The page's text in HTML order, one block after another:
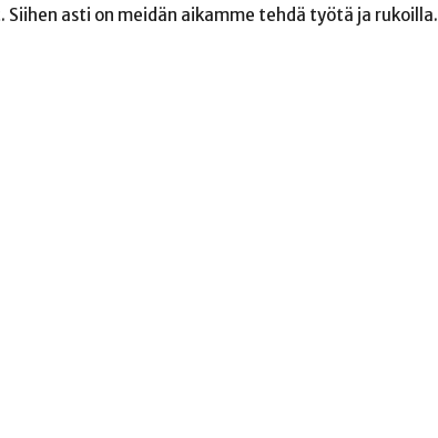
asti on meidän aikamme tehdä työtä ja rukoilla.